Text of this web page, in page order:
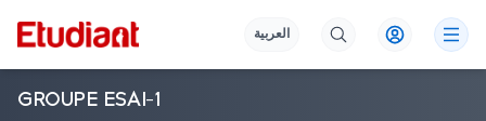
العربية
GROUPE ESAI-1